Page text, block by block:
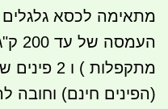
מתאימה לכסא
מתקפלות )
(הפינים חינם)